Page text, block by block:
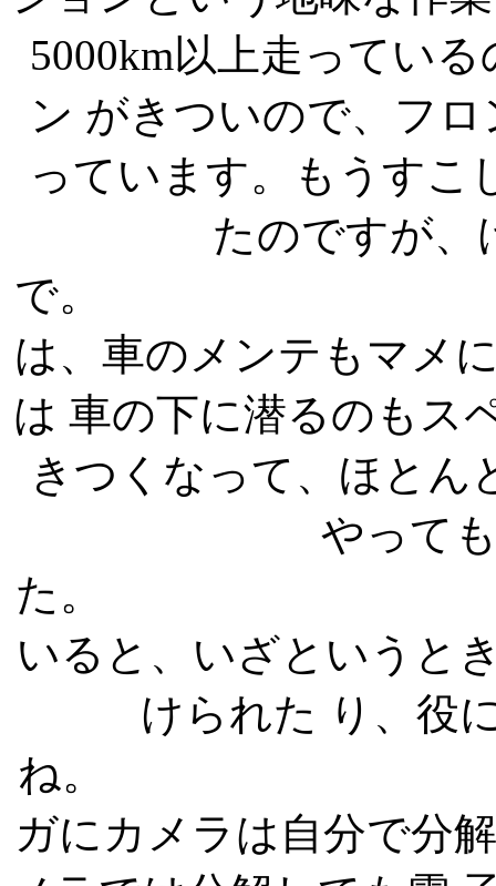
5000km以上走ってい
ン がきついので、フ
っています。もうすこ
たのですが、
で。 ジムニ
は、車のメンテもマメ
は 車の下に潜るのもス
きつくなって、ほとん
やって
た。 自分
いると、いざというと
けられた り、役
ね
ガにカメラは自分で分